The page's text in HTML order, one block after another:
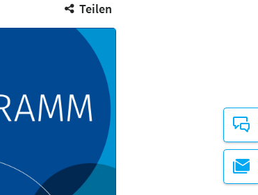
Teilen